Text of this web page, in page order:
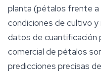
planta (pétalos frente
condiciones de cultivo
datos de cuantificación
comercial de pétalos
predicciones precisas